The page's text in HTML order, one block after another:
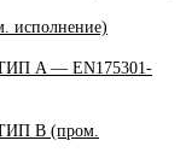
исполнение)
ТИП A — EN175301-
ТИП B (пром.